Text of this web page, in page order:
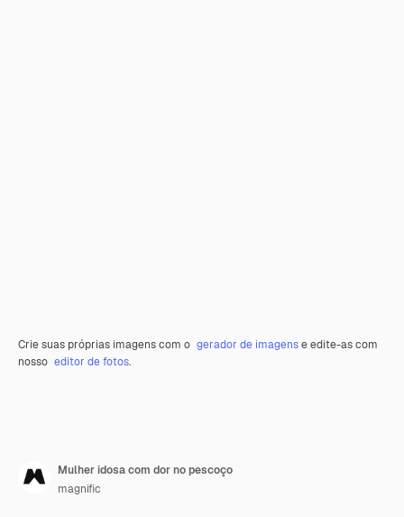
Crie suas próprias imagens com o gerador de imagense edite-as com
nosso editor de fotos.
Mulher idosa com dor no pescoço
magnific